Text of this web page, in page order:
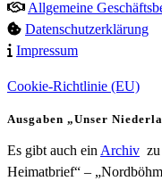
Allgemeine
Datenschutzerklärung
Impressum
Cookie-Richtlinie (EU)
Ausgaben „Unser
Es gibt auch ein Archiv
Heimatbrief“ –